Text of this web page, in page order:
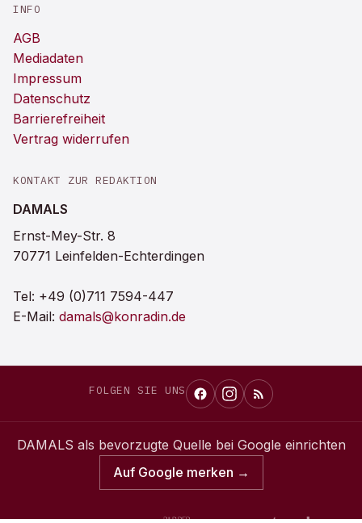
INFO
AGB
Mediadaten
Impressum
Datenschutz
Barrierefreiheit
Vertrag widerrufen
KONTAKT ZUR REDAKTION
DAMALS
Ernst-Mey-Str. 8
70771 Leinfelden-Echterdingen
Tel: +49 (0)711 7594-447
E-Mail: damals@konradin.de
FOLGEN SIE UNS
DAMALS als bevorzugte Quelle bei Google einrichten
Auf Google merken →